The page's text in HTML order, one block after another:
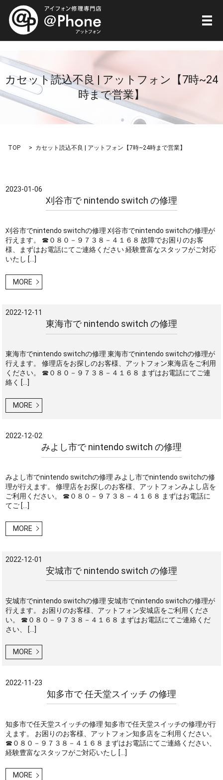
メ
カセット読込不良 | アットフォン【7時~24
時まで営業】
TOP カセット読込不良 | アットフォン【7時~24時まで営業】
2023-01-06
刈谷市で nintendo switch の修理
刈谷市でnintendo switchの修理 刈谷市でnintendo switchの修理が
行えます。 ☎０８０－９７３８－４１６８ 故障でお困りのお客
様、まずはお電話にてご連絡ください 経験豊富なスタッフがご対応
いたし […]
MORE
2022-12-11
東海市で nintendo switch の修理
東海市でnintendo switchの修理 東海市でnintendo switchの修理が
行えます。 修理店をお探しのお客様、アットフォン東海店をご利用
ください。 ☎０８０－９７３８－４１６８ まずはお電話にてご連
絡く […]
MORE
2022-12-02
みよし市で nintendo switch の修理
みよし市でnintendo switchの修理 みよし市でnintendo switchの修
理が行えます。 修理店をお探しのお客様、アットフォンみよし店を
ご利用ください。 ☎０８０－９７３８－４１６８ まずはお電話に
てご […]
MORE
2022-12-01
安城市で nintendo switch の修理
安城市でnintendo switchの修理 安城市でnintendo switchの修理が
行えます。 お困りのお客様、アットフォン安城店をご利用くださ
い。 ☎０８０－９７３８－４１６８ まずはお電話にてご連絡くだ
さい、 […]
MORE
2022-11-23
知多市で 任天堂スイッチ の修理
知多市で任天堂スイッチの修理 知多市で任天堂スイッチの修理が行
えます。 お困りのお客様、アットフォン知多店をご利用ください。
☎０８０－９７３８－４１６８ まずはお電話にてご連絡ください、
経験豊富なスタッフがご対応いたし […]
MORE